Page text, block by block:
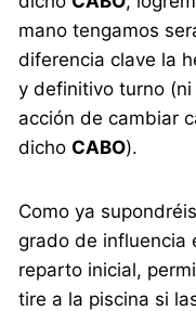
mano tengamos
diferencia clave la
y definitivo turno
acción de cambiar
dichoCABO).
Como ya
grado de influencia
reparto inicial,
tire a la piscina si